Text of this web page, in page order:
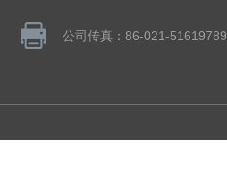
公司传真：86-021-51619789